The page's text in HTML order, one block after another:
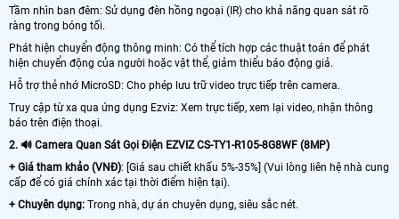
Tầm nhìn ban đêm: Sử dụng đèn hồng ngoại (IR) cho khả năng quan sát rõ
ràng trong bóng tối.
Phát hiện chuyển động thông minh: Có thể tích hợp các thuật toán để phát
hiện chuyển động của người hoặc vật thể, giảm thiểu báo động giả.
Hỗ trợ thẻ nhớ MicroSD: Cho phép lưu trữ video trực tiếp trên camera.
Truy cập từ xa qua ứng dụng Ezviz: Xem trực tiếp, xem lại video, nhận thông
báo trên điện thoại.
2. 🔊 Camera Quan Sát Gọi Điện EZVIZ CS-TY1-R105-8G8WF (8MP)
+ Giá tham khảo (VNĐ): [Giá sau chiết khấu 5%-35%] (Vui lòng liên hệ nhà cung
cấp để có giá chính xác tại thời điểm hiện tại).
+ Chuyên dụng: Trong nhà, dự án chuyên dụng, siêu sắc nét.